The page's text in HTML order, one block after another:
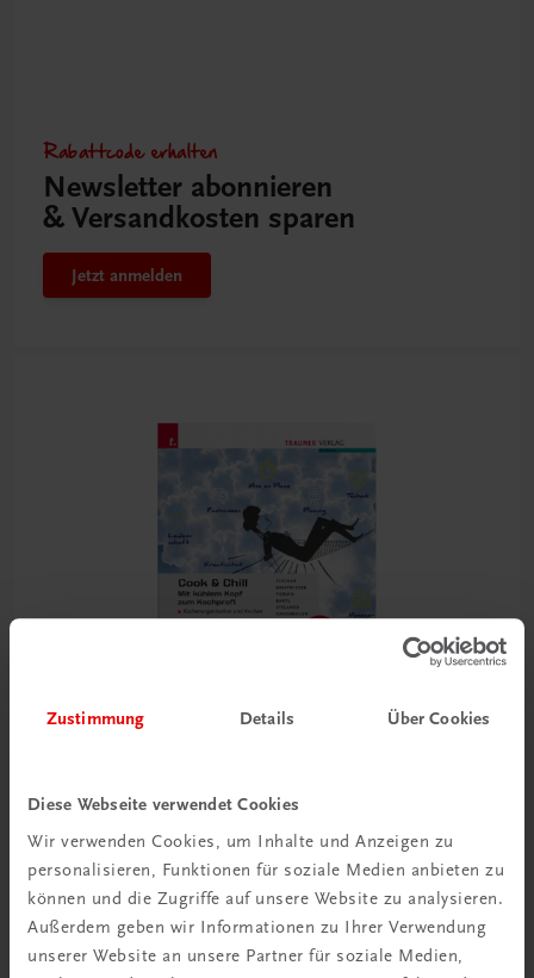
Zustimmung Details Über Cookies
Diese Webseite verwendet Cookies
Wir verwenden Cookies, um Inhalte und Anzeigen zu
personalisieren, Funktionen für soziale Medien anbieten zu
können und die Zugriffe auf unsere Website zu analysieren.
Außerdem geben wir Informationen zu Ihrer Verwendung
unserer Website an unsere Partner für soziale Medien,
Rabattcode erhalten
Newsletter abonnieren
& Versandkosten sparen
Jetzt anmelden
Cook & Chill
Mit kühlem Kopf zum Kochprofi
TRAUNER-DigiBox